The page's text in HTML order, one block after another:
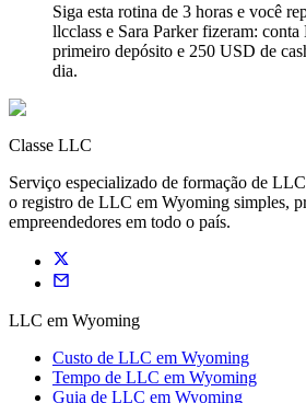
Siga esta rotina de 3 horas e você
llcclass e Sara Parker fizeram:
primeiro depósito e 250 USD de
dia.
Classe LLC
Serviço especializado de formação de
o registro de LLC em Wyoming simples,
empreendedores em todo o país.
LLC em Wyoming
Custo de LLC em Wyoming
Tempo de LLC em Wyoming
Guia de LLC em Wyoming